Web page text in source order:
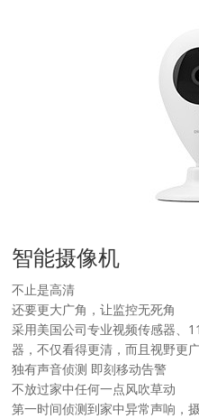
智能摄像机
不止是高清
还要更大广角，让监控无死角
采用美国公司专业视频传感器、
器，不仅看得更清，而且视野更
独有声音侦测 即刻移动告警
不放过家中任何一点风吹草动
第一时间侦测到家中异常声响，